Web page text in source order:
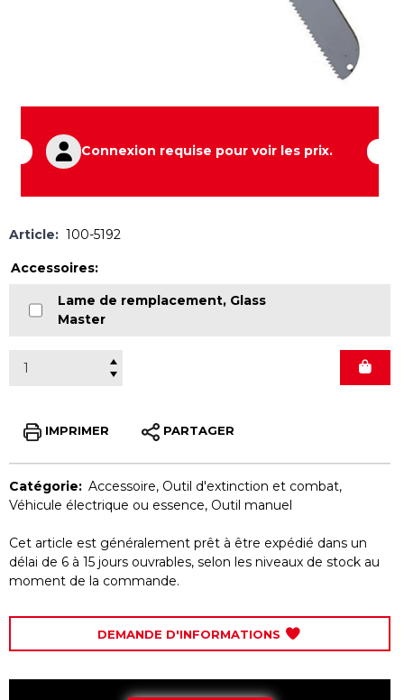
Connexion requise pour voir les prix.
Article: 100-5192
Accessoires:
Lame de remplacement, Glass
Master
IMPRIMER PARTAGER
Catégorie: Accessoire, Outil d'extinction et combat,
Véhicule électrique ou essence, Outil manuel
Cet article est généralement prêt à être expédié dans un
délai de 6 à 15 jours ouvrables, selon les niveaux de stock au
moment de la commande.
DEMANDE D'INFORMATIONS